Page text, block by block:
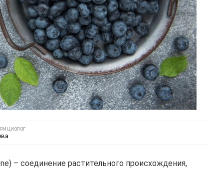
– соединение растительного происхождения,